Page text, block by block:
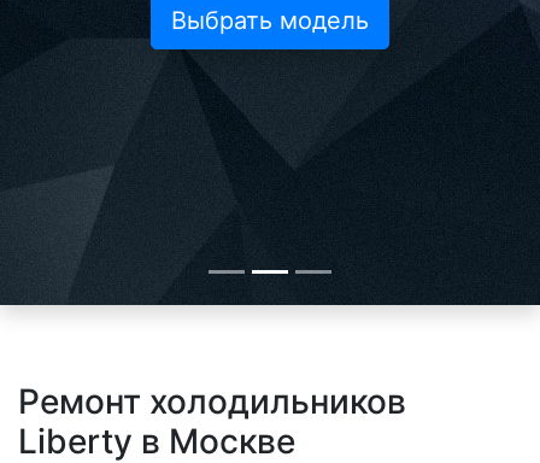
Выбрать модель
Ремонт холодильников
Liberty в Москве